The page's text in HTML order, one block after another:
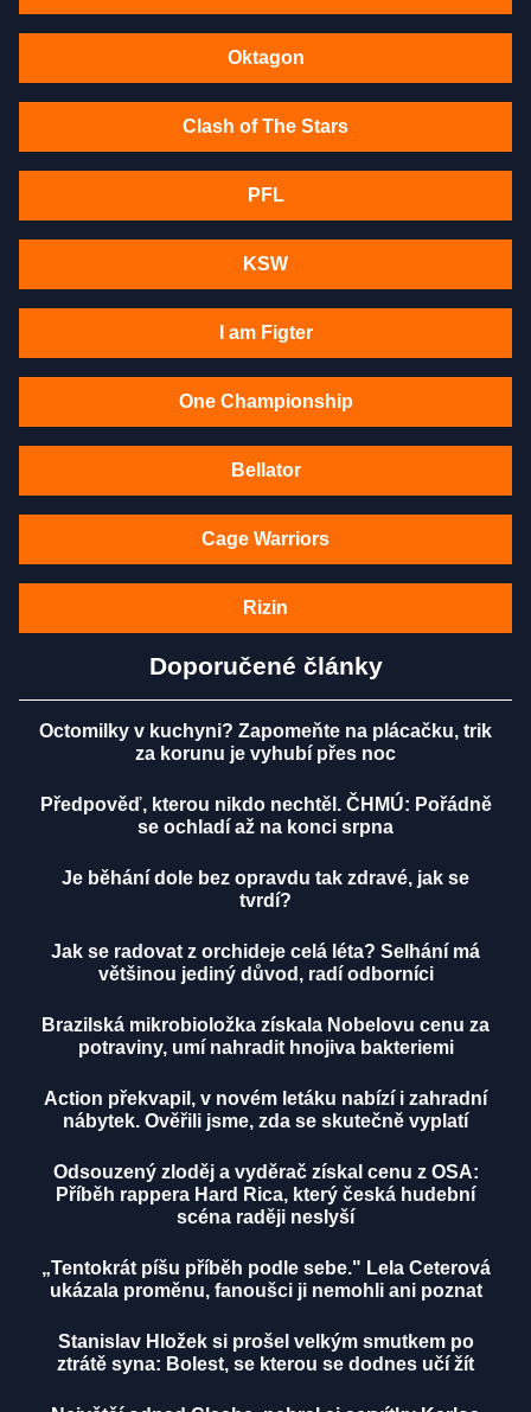
Oktagon
Clash of The Stars
PFL
KSW
I am Figter
One Championship
Bellator
Cage Warriors
Rizin
Doporučené články
Octomilky v kuchyni? Zapomeňte na plácačku, trik
za korunu je vyhubí přes noc
Předpověď, kterou nikdo nechtěl. ČHMÚ: Pořádně
se ochladí až na konci srpna
Je běhání dole bez opravdu tak zdravé, jak se
tvrdí?
Jak se radovat z orchideje celá léta? Selhání má
většinou jediný důvod, radí odborníci
Brazilská mikrobioložka získala Nobelovu cenu za
potraviny, umí nahradit hnojiva bakteriemi
Action překvapil, v novém letáku nabízí i zahradní
nábytek. Ověřili jsme, zda se skutečně vyplatí
Odsouzený zloděj a vyděrač získal cenu z OSA:
Příběh rappera Hard Rica, který česká hudební
scéna raději neslyší
„Tentokrát píšu příběh podle sebe." Lela Ceterová
ukázala proměnu, fanoušci ji nemohli ani poznat
Stanislav Hložek si prošel velkým smutkem po
ztrátě syna: Bolest, se kterou se dodnes učí žít